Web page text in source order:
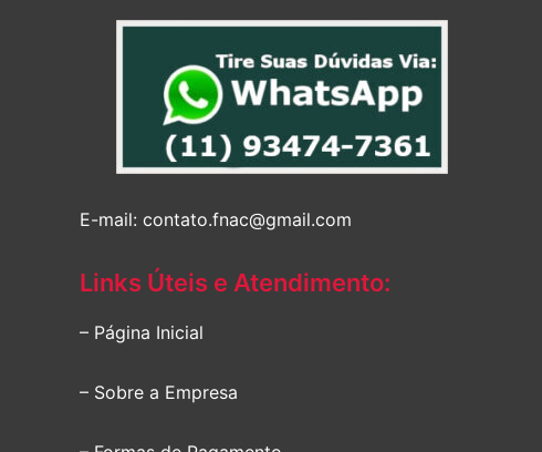
E-mail: contato.fnac@gmail.com
Links Úteis e Atendimento:
– Página Inicial
– Sobre a Empresa